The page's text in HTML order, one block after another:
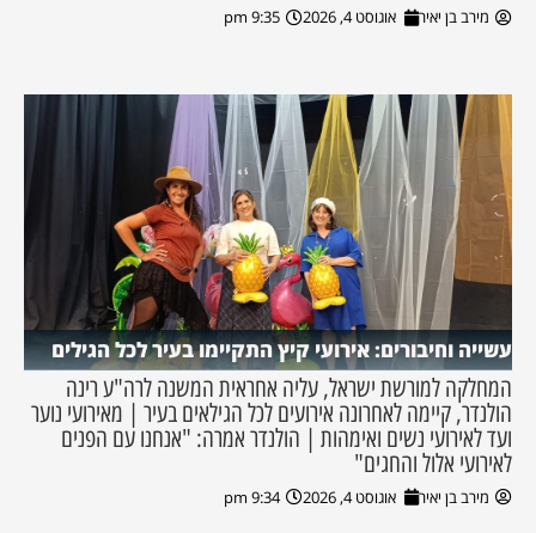
מירב בן יאיר אוגוסט 4, 2026 9:35 pm
עשייה וחיבורים: אירועי קיץ התקיימו בעיר לכל הגילים
המחלקה למורשת ישראל, עליה אחראית המשנה לרה"ע רינה
הולנדר, קיימה לאחרונה אירועים לכל הגילאים בעיר | מאירועי נוער
ועד לאירועי נשים ואימהות | הולנדר אמרה: "אנחנו עם הפנים
לאירועי אלול והחגים"
מירב בן יאיר אוגוסט 4, 2026 9:34 pm